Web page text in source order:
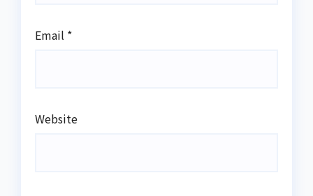
Email *
Website